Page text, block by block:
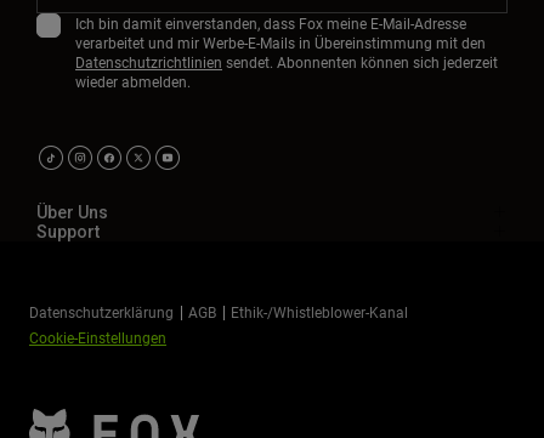
Ich bin damit einverstanden, dass Fox meine E-Mail-Adresse
verarbeitet und mir Werbe-E-Mails in Übereinstimmung mit den
Datenschutzrichtlinien sendet. Abonnenten können sich jederzeit
wieder abmelden.
Über Uns
Support
Datenschutzerklärung AGB
Ethik-/Whistleblower-Kanal
Cookie-Einstellungen